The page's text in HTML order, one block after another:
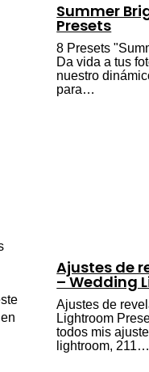
Summer
Presets
8 Presets
Da vida a tus
nuestro
para…
Ajustes de
– Wedding
Ajustes de
Lightroom
todos mis
lightroom, 211…